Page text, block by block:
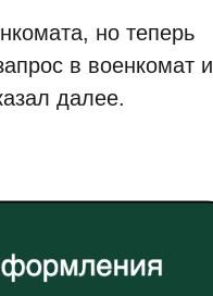
но теперь
в военкомат и
далее.